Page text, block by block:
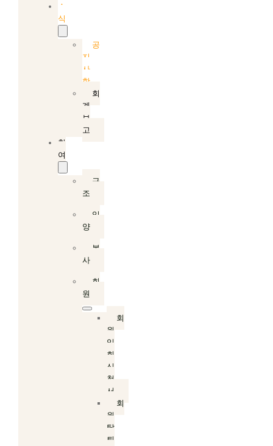
소
식
공
지
사
항
회
계
보
고
참
여
구
조
입
양
봉
사
회
원
회
원
입
회
신
청
서
회
원
탈
퇴